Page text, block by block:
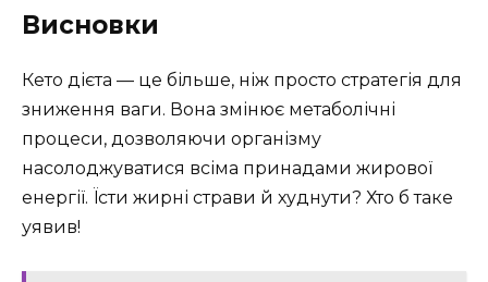
Висновки
Кето дієта — це більше, ніж просто стратегія для
зниження ваги. Вона змінює метаболічні
процеси, дозволяючи організму
насолоджуватися всіма принадами жирової
енергії. Їсти жирні страви й худнути? Хто б таке
уявив!